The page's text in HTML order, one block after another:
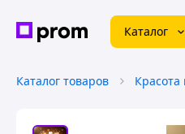
Каталог
Каталог товаров Красота